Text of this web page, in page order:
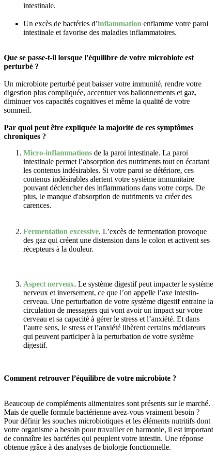
intestinale.
Un excès de bactéries d’inflammation enflamme votre paroi
intestinale et favorise des maladies inflammatoires.
Que se passe-t-il lorsque l’équilibre de votre microbiote est
perturbé ?
Un microbiote perturbé peut baisser votre immunité, rendre votre
digestion plus compliquée, accentuer vos ballonnements et gaz,
diminuer vos capacités cognitives et même la qualité de votre
sommeil.
Par quoi peut être expliquée la majorité de ces symptômes
chroniques ?
Micro-inflammations de la paroi intestinale. La paroi
intestinale permet l’absorption des nutriments tout en écartant
les contenus indésirables. Si votre paroi se détériore, ces
contenus indésirables alertent votre système immunitaire
pouvant déclencher des inflammations dans votre corps. De
plus, le manque d'absorption de nutriments va créer des
carences.
Fermentation excessive. L’excès de fermentation provoque
des gaz qui créent une distension dans le colon et activent ses
récepteurs à la douleur.
Aspect nerveux. Le système digestif peut impacter le système
nerveux et inversement, ce que l’on appelle l’axe intestin-
cerveau. Une perturbation de votre système digestif entraine la
circulation de messagers qui vont avoir un impact sur votre
cerveau et sa capacité à gérer le stress et l’anxiété. Et dans
l’autre sens, le stress et l’anxiété libèrent certains médiateurs
qui peuvent participer à la perturbation de votre système
digestif.
Comment retrouver l’équilibre de votre microbiote ?
Beaucoup de compléments alimentaires sont présents sur le marché.
Mais de quelle formule bactérienne avez-vous vraiment besoin ?
Pour définir les souches microbiotiques et les éléments nutritifs dont
votre organisme a besoin pour travailler en harmonie, il est important
de connaître les bactéries qui peuplent votre intestin. Une réponse
obtenue grâce à des analyses de biologie fonctionnelle.